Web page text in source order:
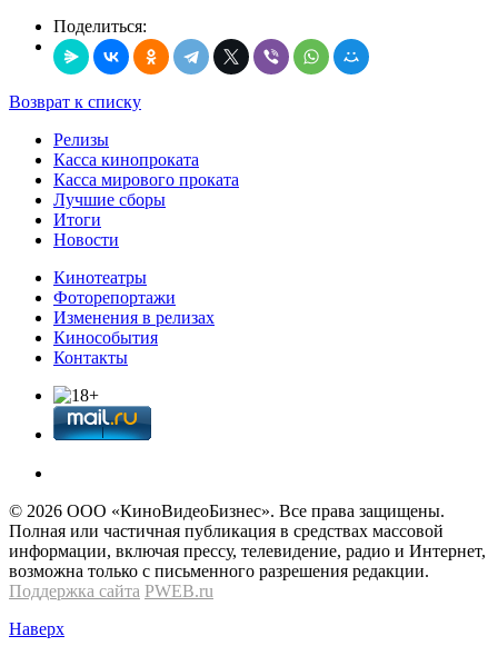
Поделиться:
Возврат к списку
Релизы
Касса кинопроката
Касса мирового проката
Лучшие сборы
Итоги
Новости
Кинотеатры
Фоторепортажи
Изменения в релизах
Кинособытия
Контакты
© 2026 OOО «КиноВидеоБизнес». Все права защищены.
Полная или частичная публикация в средствах массовой
информации, включая прессу, телевидение, радио и Интернет,
возможна только с письменного разрешения редакции.
Поддержка сайта PWEB.ru
Наверх